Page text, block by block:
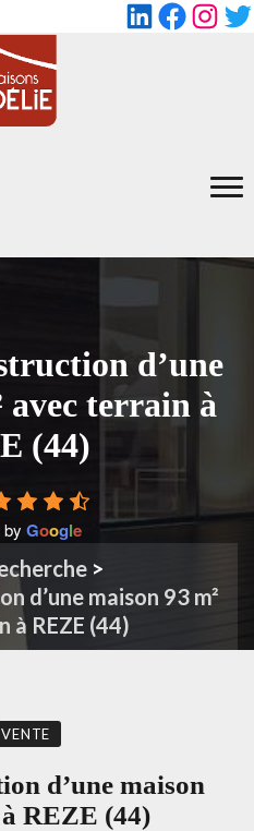
LinkedIn
d’une
avec terrain à
(44)
by Google
>
d’une maison 93 m²
à REZE (44)
VENTE
d’une maison
REZE (44)